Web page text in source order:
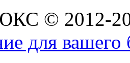
© 2012-
для вашего